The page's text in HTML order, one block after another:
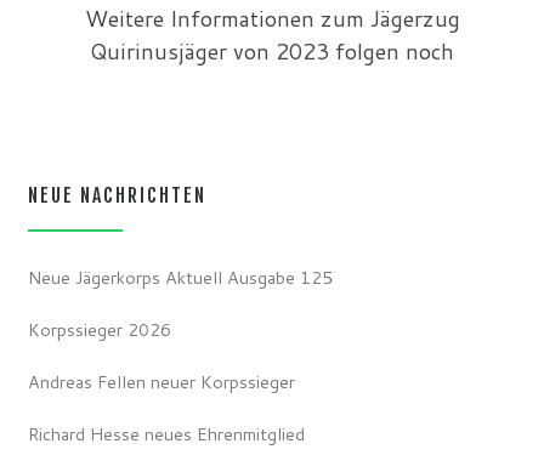
Weitere Informationen zum Jägerzug
Quirinusjäger von 2023 folgen noch
NEUE NACHRICHTEN
Neue Jägerkorps Aktuell Ausgabe 125
Korpssieger 2026
Andreas Fellen neuer Korpssieger
Richard Hesse neues Ehrenmitglied